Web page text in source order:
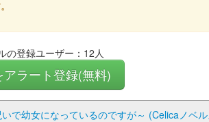
の登録ユーザー：12人
アラート登録(無料)
で幼女になっているのですが～ (Celicaノベ